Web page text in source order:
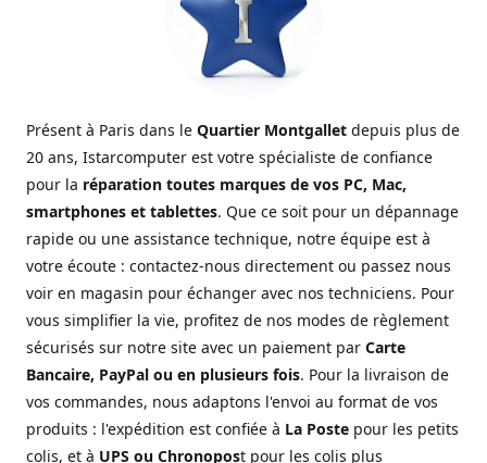
Présent à Paris dans le Quartier Montgallet depuis plus de
20 ans, Istarcomputer est votre spécialiste de confiance
pour la réparation toutes marques de vos PC, Mac,
smartphones et tablettes. Que ce soit pour un dépannage
rapide ou une assistance technique, notre équipe est à
votre écoute : contactez-nous directement ou passez nous
voir en magasin pour échanger avec nos techniciens. Pour
vous simplifier la vie, profitez de nos modes de règlement
sécurisés sur notre site avec un paiement par Carte
Bancaire, PayPal ou en plusieurs fois. Pour la livraison de
vos commandes, nous adaptons l'envoi au format de vos
produits : l'expédition est confiée à La Poste pour les petits
colis, et à UPS ou Chronopost pour les colis plus